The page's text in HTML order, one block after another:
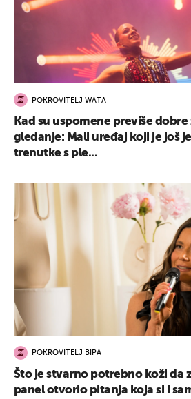
POKROVITELJ WATA
Kad su uspomene previše
gledanje: Mali uređaj koji je još
trenutke s ple...
POKROVITELJ BIPA
Što je stvarno potrebno koži da
panel otvorio pitanja koja si i